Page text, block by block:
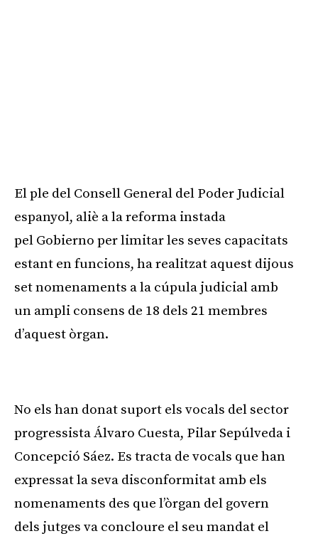
El ple del Consell General del Poder Judicial
espanyol, aliè a la reforma instada
pel Gobierno per limitar les seves capacitats
estant en funcions, ha realitzat aquest dijous
set nomenaments a la cúpula judicial amb
un ampli consens de 18 dels 21 membres
d’aquest òrgan.
No els han donat suport els vocals del sector
progressista Álvaro Cuesta, Pilar Sepúlveda i
Concepció Sáez. Es tracta de vocals que han
expressat la seva disconformitat amb els
nomenaments des que l’òrgan del govern
dels jutges va concloure el seu mandat el